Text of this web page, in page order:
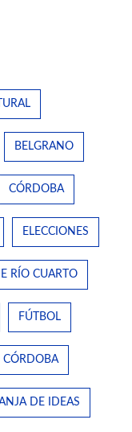
BELGRANO
CÓRDOBA
ELECCIONES
RÍO CUARTO
FÚTBOL
CÓRDOBA
DE IDEAS